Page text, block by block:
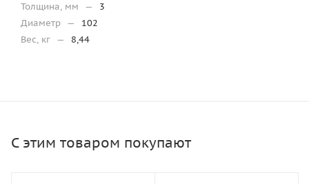
Толщина, мм
—
3
Диаметр —
102
Вес, кг — 8,44
С этим товаром покупают